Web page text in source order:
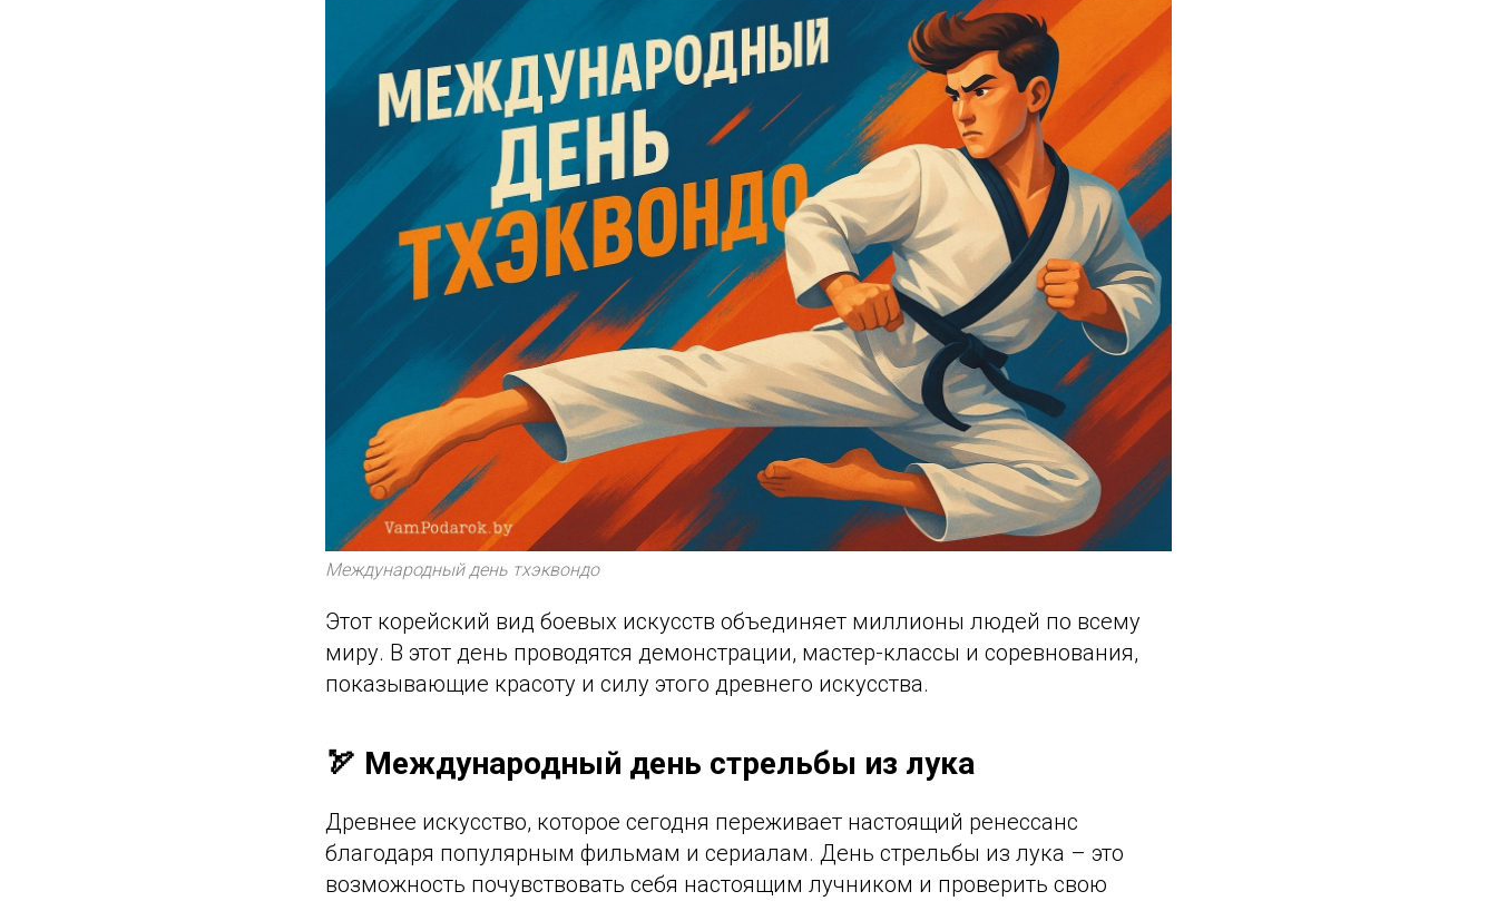
Международный день тхэквондо
Этот корейский вид боевых искусств объединяет миллионы людей по всему
миру. В этот день проводятся демонстрации, мастер-классы и соревнования,
показывающие красоту и силу этого древнего искусства.
🏹 Международный день стрельбы из лука
Древнее искусство, которое сегодня переживает настоящий ренессанс
благодаря популярным фильмам и сериалам. День стрельбы из лука – это
возможность почувствовать себя настоящим лучником и проверить свою